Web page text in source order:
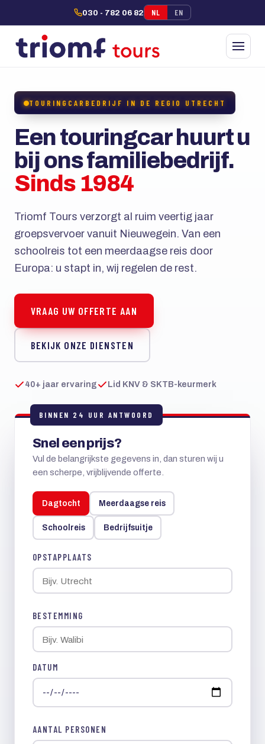
030 - 782 06 82 NL EN
TOURINGCARBEDRIJF IN DE REGIO UTRECHT
Een touringcar huurt u
bij ons familiebedrijf.
Sinds 1984
Triomf Tours verzorgt al ruim veertig jaar
groepsvervoer vanuit Nieuwegein. Van een
schoolreis tot een meerdaagse reis door
Europa: u stapt in, wij regelen de rest.
VRAAG UW OFFERTE AAN
BEKIJK ONZE DIENSTEN
40+ jaar ervaring Lid KNV & SKTB-keurmerk
BINNEN 24 UUR ANTWOORD
Snel een prijs?
Vul de belangrijkste gegevens in, dan sturen wij u
een scherpe, vrijblijvende offerte.
Dagtocht Meerdaagse reis
Schoolreis Bedrijfsuitje
OPSTAPPLAATS
BESTEMMING
DATUM
AANTAL PERSONEN